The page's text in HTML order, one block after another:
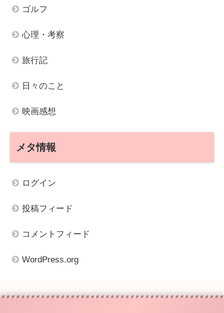
ゴルフ
心理・考察
旅行記
日々のこと
映画感想
メタ情報
ログイン
投稿フィード
コメントフィード
WordPress.org